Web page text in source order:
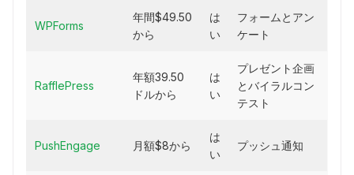
WPForms
年間$49.50
から
は
い
フォームとアン
ケート
RafflePress
年額39.50
ドルから
は
い
プレゼント企画
とバイラルコン
テスト
PushEngage 月額$8から
は
い
プッシュ通知